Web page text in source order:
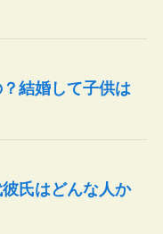
結婚して子供は
氏はどんな人か